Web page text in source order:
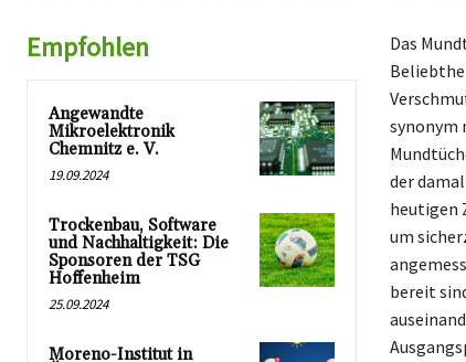
Empfohlen
Angewandte
Mikroelektronik
Chemnitz e. V.
19.09.2024
Trockenbau, Software
und Nachhaltigkeit: Die
Sponsoren der TSG
Hoffenheim
25.09.2024
Moreno-Institut in
Das
synonym
der
heutigen
um
bereit